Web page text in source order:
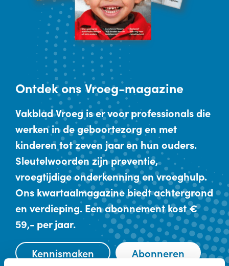
Ontdekons Vroeg-magazine
Vakblad Vroeg is er voor professionals die
werken in de geboortezorg en met
kinderen tot zeven jaar en hun ouders.
Sleutelwoorden zijn preventie,
vroegtijdige onderkenning en vroeghulp.
Ons kwartaalmagazine biedt achtergrond
en verdieping. Een abonnement kost €
59,- per jaar.
Kennismaken Abonneren